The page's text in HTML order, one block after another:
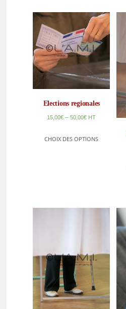
Elections regionales
15,00€ –50,00€ HT
CHOIX DES OPTIONS